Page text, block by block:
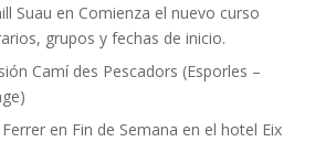
Suau en Comienza el nuevo curso
grupos y fechas de inicio.
Camí des Pescadors (Esporles –
en Fin de Semana en el hotel Eix